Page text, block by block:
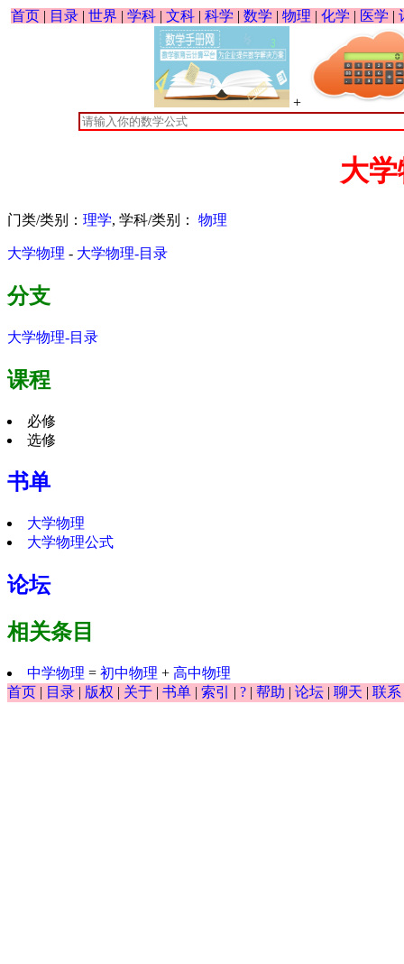
首页 | 目录 | 世界 | 学科 | 文科 | 科学 | 数学 | 物理 | 化学 | 医学 |
+
大
门类/类别： 理学, 学科/类别： 物理
大学物理 - 大学物理-目录
分支
大学物理-目录
课程
必修
选修
书单
大学物理
大学物理公式
论坛
相关条目
中学物理 = 初中物理 + 高中物理
首页 | 目录 | 版权 | 关于 | 书单 | 索引 | ? | 帮助 | 论坛 | 聊天 | 联系